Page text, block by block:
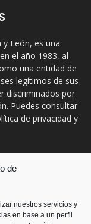
de
nuestros servicios y
en base a un perfil
y León, es una
el año 1983, al
una entidad de
legítimos de sus
discriminados por
Puedes consultar
de privacidad y